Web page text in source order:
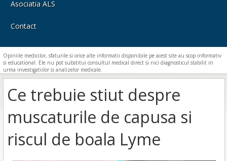
Asociatia ALS
Contact
Opiniile medicilor, sfaturile si orice alte informatii disponibile pe acest site au scop informativ
si educational. Ele nu pot substitui consultul medical direct si nici diagnosticul stabilit in
urma investigatiilor si analizelor medicale.
Ce trebuie stiut despre
muscaturile de capusa si
riscul de boala Lyme